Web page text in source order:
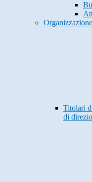
Organizzazione
Titolari
di